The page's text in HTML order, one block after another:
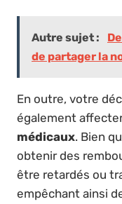
Autre sujet :
de partager la
En outre, votre
également
médicaux. Bien
obtenir des
être retardés ou
empêchant ainsi